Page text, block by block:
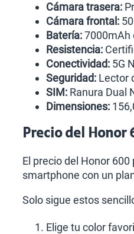
Cámara trasera:
Cámara frontal:
Batería:7000mAh
Resistencia:
Conectividad: 5G
Seguridad: Lector
SIM: Ranura Dual
Dimensiones:
Precio del Honor
El precio del Honor
smartphone con un
Solo sigue estos
Elige tu color